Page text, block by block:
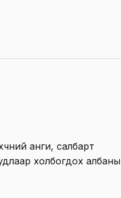
анги, салбарт
холбогдох албаны